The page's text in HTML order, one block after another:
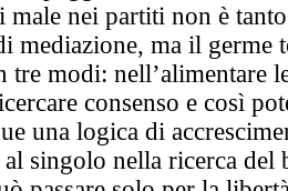
male nei partiti non è
mediazione, ma il germe
tre modi: nell’alimentare
consenso e così
una logica di
singolo nella ricerca del